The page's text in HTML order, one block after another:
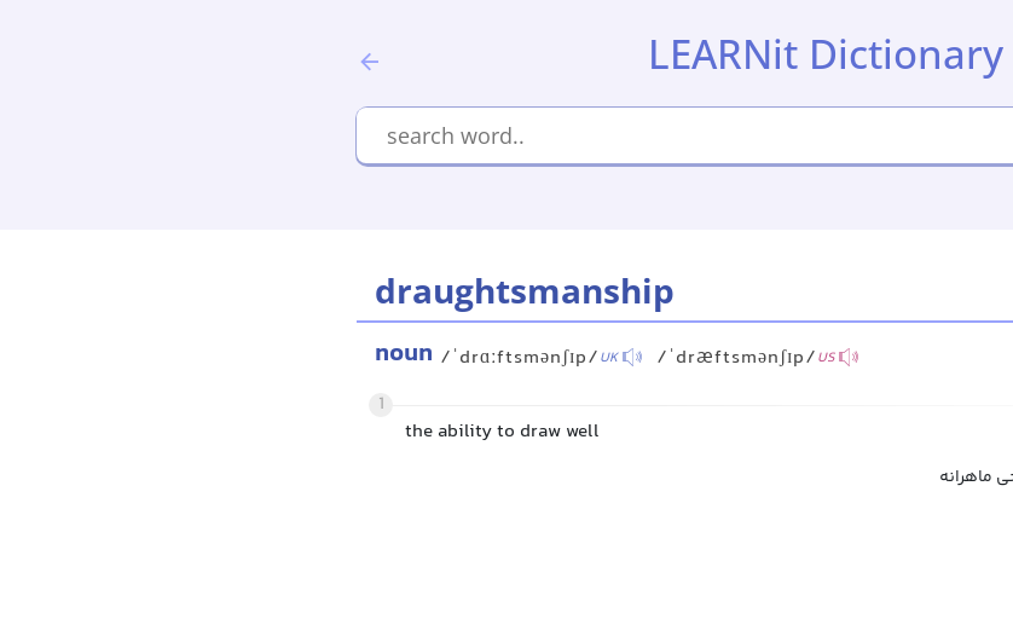
LEARNit Dictionary
draughtsmanship
noun /ˈdrɑːftsmənʃɪp/UK /ˈdræftsmənʃɪp/US
1
the ability to draw well
ماهرانه